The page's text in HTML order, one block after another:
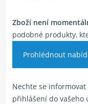
Zboží není
podobné produkty,
Prohlédnout
Nechte se
přihlášení do vašeho